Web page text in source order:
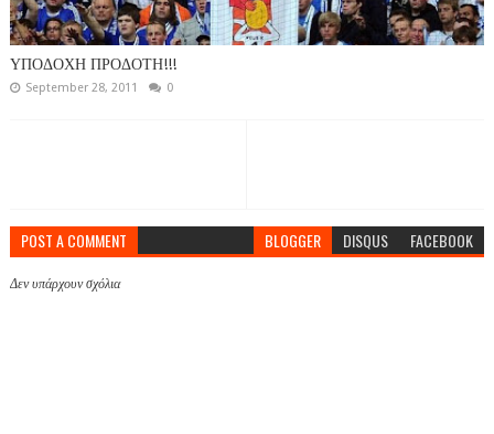
ΥΠΟΔΟΧΗ ΠΡΟΔΟΤΗ!!!
September 28, 2011 0
POST A COMMENT BLOGGER DISQUS FACEBOOK
Δεν υπάρχουν σχόλια